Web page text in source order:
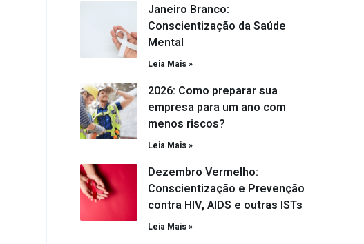
Janeiro Branco:
Conscientização da Saúde
Mental
Leia Mais »
2026: Como preparar sua
empresa para um ano com
menos riscos?
Leia Mais »
Dezembro Vermelho:
Conscientização e Prevenção
contra HIV, AIDS e outras ISTs
Leia Mais »